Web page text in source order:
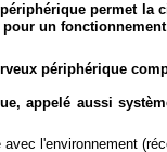
permet la
pour un
périphérique
appelé aussi
l'environnement